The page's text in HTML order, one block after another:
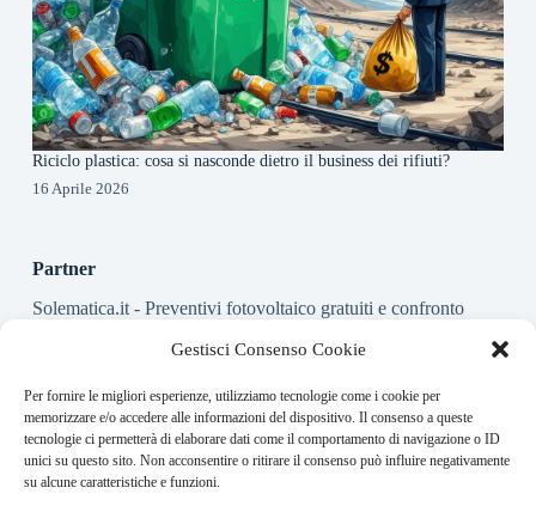
Gestisci Consenso Cookie
Per fornire le migliori esperienze, utilizziamo tecnologie come i cookie per
memorizzare e/o accedere alle informazioni del dispositivo. Il consenso a queste
tecnologie ci permetterà di elaborare dati come il comportamento di navigazione o ID
unici su questo sito. Non acconsentire o ritirare il consenso può influire negativamente
su alcune caratteristiche e funzioni.
Riciclo plastica: cosa si nasconde dietro il business dei rifiuti?
16 Aprile 2026
Partner
Solematica.it- Preventivi fotovoltaico gratuiti e confronto
About this website
Energy-Bullet.it ogni giorno trova per te le notizie più rilevanti
in ambito finanziario.